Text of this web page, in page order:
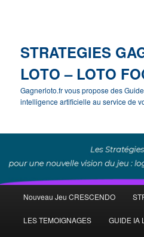
STRATEGIES
LOTO – LOTO
Gagnerloto.fr vous propose des
intelligence artificielle au service de
principal
Aller
au
Nouveau Jeu CRESCENDO
LES TEMOIGNAGES GUIDE IA